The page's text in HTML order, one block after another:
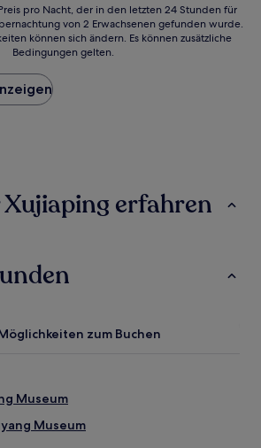
pro Nacht, der in den letzten 24 Stunden für
von 2 Erwachsenen gefunden wurde.
können sich ändern. Es können zusätzliche
Bedingungen gelten.
erfahren
zum Buchen
Museum
Museum